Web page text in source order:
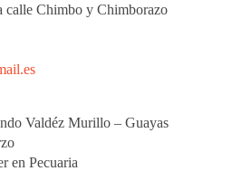
calle Chimbo y Chimborazo
Valdéz Murillo – Guayas
en Pecuaria